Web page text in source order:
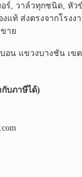
อร์, วาล์วทุกชนิด, หัว
แท้ ส่งตรงจากโรงง
าย
อน แขวงบางชัน เข
กับภาษีได้)